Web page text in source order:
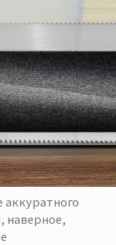
наверное,